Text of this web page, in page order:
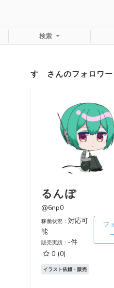
検索
すゞさんのフォロワー
るんぽ
@6np0
稼働状況： 対応可
能
販売実績： -件
0 (0)
フ
イラスト依頼・販売